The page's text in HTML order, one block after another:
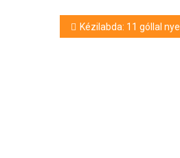
Bejegyzés
Kézilabda: 11 góllal nyertek Balatonbogláron a debreceni lányok